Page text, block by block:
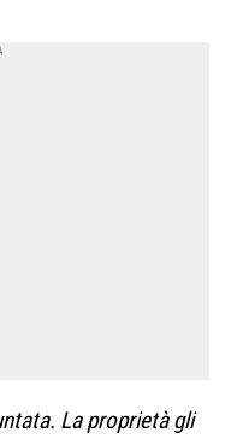
La proprietà gli